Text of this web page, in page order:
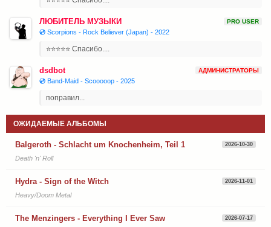
ЛЮБИТЕЛЬ МУЗЫКИ PRO USER
💿 Scorpions - Rock Believer (Japan) - 2022
⭐⭐⭐⭐⭐ Спасибо....
dsdbot АДМИНИСТРАТОРЫ
💿 Band-Maid - Scooooop - 2025
поправил...
ОЖИДАЕМЫЕ АЛЬБОМЫ
Balgeroth - Schlacht um Knochenheim, Teil 1 2026-10-30
Death 'n' Roll
Hydra - Sign of the Witch 2026-11-01
Heavy/Doom Metal
The Menzingers - Everything I Ever Saw 2026-07-17